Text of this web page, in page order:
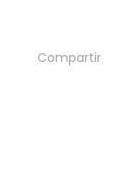
Compartir